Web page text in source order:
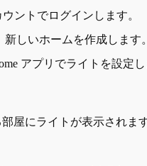
ントでログインします。
しいホームを作成します。
アプリでライトを設定し
屋にライトが表示され